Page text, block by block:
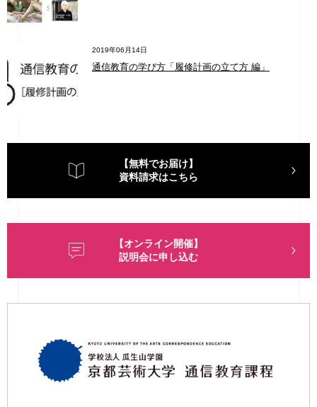
2019年06月14日
通信教育の学び方「履修計画の立て方 編」
【無料でお届け】
資料請求はこちら
【オンライン開催】
説明会に申し込む